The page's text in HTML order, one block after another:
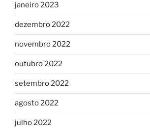
janeiro 2023
dezembro 2022
novembro 2022
outubro 2022
setembro 2022
agosto 2022
julho 2022